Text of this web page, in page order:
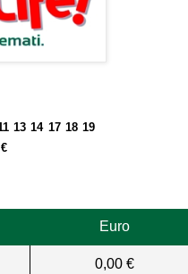
13 14 17 18 19
Euro
0,00 €